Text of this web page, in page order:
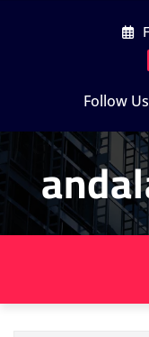
Follow Us